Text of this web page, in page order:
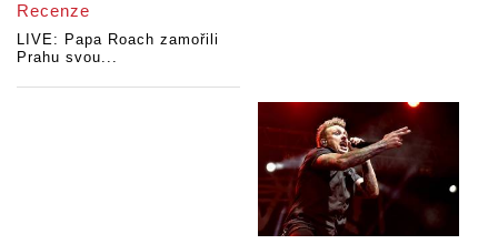
Recenze
LIVE: Papa Roach zamořili
Prahu svou...